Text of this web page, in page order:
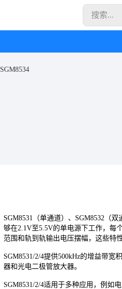
SGM8534
SGM8531（单通道）、SGM8532（
够在2.1V至5.5V的单电源下工作，每
范围和轨到轨输出电压摆幅，这些特
SGM8531/2/4提供500kHz的增益带
器和光电二极管放大器。
SGM8531/2/4适用于多种应用，例如